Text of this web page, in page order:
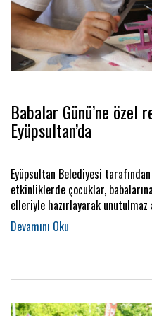
Babalar Günü’ne
Eyüpsultan’da
Eyüpsultan Belediyesi
etkinliklerde çocuklar,
elleriyle hazırlayarak unutulmaz